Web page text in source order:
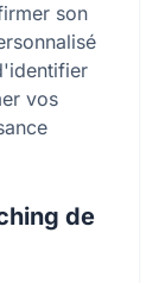
son
vos
de